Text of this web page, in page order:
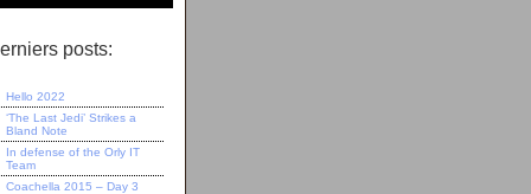
posts:
Hello 2022
‘The Last Jedi’ Strikes a
Bland Note
In defense of the Orly IT
Team
Coachella 2015 – Day 3